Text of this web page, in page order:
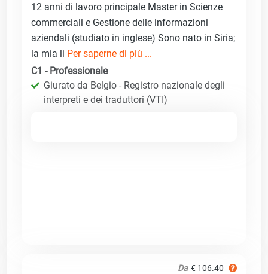
12 anni di lavoro principale Master in Scienze
commerciali e Gestione delle informazioni
aziendali (studiato in inglese) Sono nato in Siria;
la mia li Per saperne di più ...
C1 - Professionale
Giurato da Belgio - Registro nazionale degli
interpreti e dei traduttori (VTI)
Da € 106.40